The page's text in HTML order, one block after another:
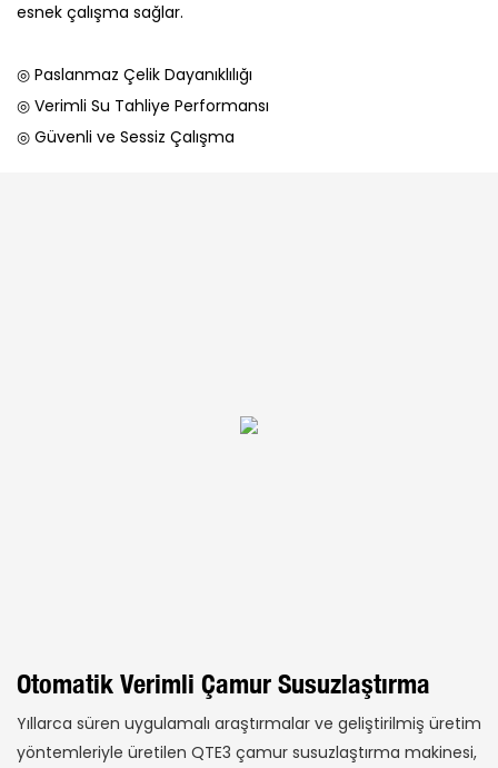
esnek çalışma sağlar.
◎ Paslanmaz Çelik Dayanıklılığı
◎ Verimli Su Tahliye Performansı
◎ Güvenli ve Sessiz Çalışma
Otomatik Verimli Çamur Susuzlaştırma
Yıllarca süren uygulamalı araştırmalar ve geliştirilmiş üretim
yöntemleriyle üretilen QTE3 çamur susuzlaştırma makinesi,